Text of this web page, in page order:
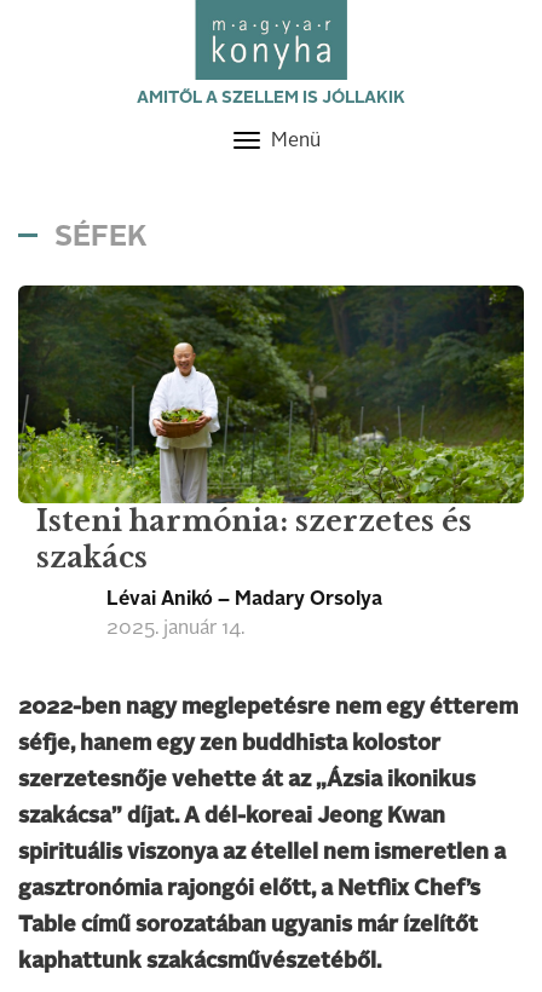
AMITŐL A SZELLEM IS JÓLLAKIK
Toggle
Menü
SÉFEK
Isteni harmónia: szerzetes és
szakács
Lévai Anikó – Madary Orsolya
2025. január 14.
2022-ben nagy meglepetésre nem egy étterem
séfje, hanem egy zen buddhista kolostor
szerzetesnője vehette át az „Ázsia ikonikus
szakácsa” díjat. A dél-koreai Jeong Kwan
spirituális viszonya az étellel nem ismeretlen a
gasztronómia rajongói előtt, a Netflix Chef’s
Table című sorozatában ugyanis már ízelítőt
kaphattunk szakácsművészetéből.